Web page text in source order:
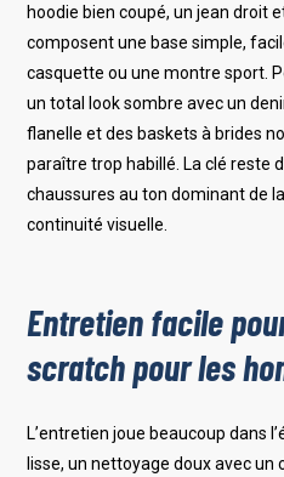
hoodie bien coupé, un jean droit
composent une base simple,
casquette ou une montre sport.
un total look sombre avec un
flanelle et des baskets à brides
paraître trop habillé. La clé reste
chaussures au ton dominant de
continuité visuelle.
Entretien facile
scratch pour les
L’entretien joue beaucoup dans
lisse, un nettoyage doux avec